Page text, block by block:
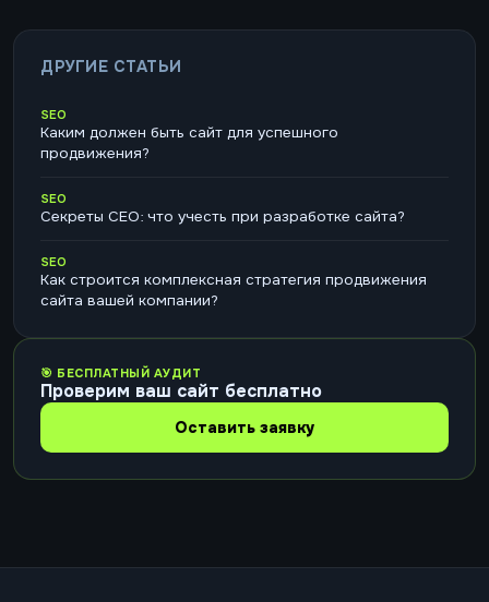
ДРУГИЕ СТАТЬИ
SEO
Каким должен быть сайт для успешного
продвижения?
SEO
Секреты СЕО: что учесть при разработке сайта?
SEO
Как строится комплексная стратегия продвижения
сайта вашей компании?
🎯 БЕСПЛАТНЫЙ АУДИТ
Проверим ваш сайт бесплатно
Оставить заявку